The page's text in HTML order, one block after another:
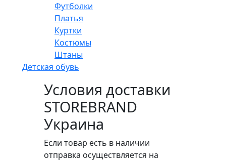
Футболки
Платья
Куртки
Костюмы
Штаны
Детская обувь
Условия доставки
STOREBRAND
Украина
Если товар есть в наличии
отправка осуществляется на